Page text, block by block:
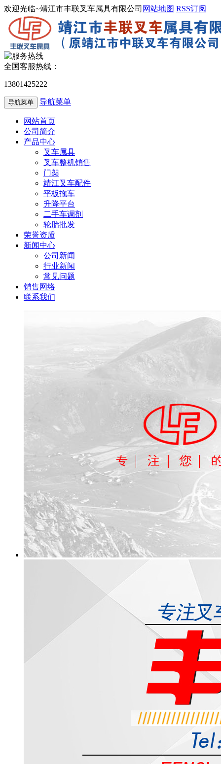
欢迎光临~靖江市丰联叉车属具有限公司 网站地图 RSS订阅
全国客服热线：
13801425222
导航菜单 导航菜单
网站首页
公司简介
产品中心
叉车属具
叉车整机销售
门架
靖江叉车配件
平板拖车
升降平台
二手车调剂
轮胎批发
荣誉资质
新闻中心
公司新闻
行业新闻
常见问题
销售网络
联系我们